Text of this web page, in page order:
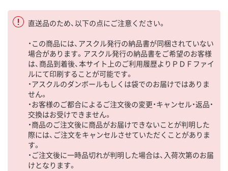
直送品のため、以下の点にご注意ください。
・この商品には、アスクル発行の納品書が同梱されていない
場合があります。アスクル発行の納品書をご希望のお客様
は、商品到着後、本サイト上のご利用履歴よりＰＤＦファイ
ルにて印刷することが可能です。
・アスクルのダンボールもしくは袋でのお届けではありま
せん。
・お客様のご都合によるご注文後の変更・キャンセル・返品・
交換はお受けできません。
・商品のご注文後に商品がお届けできないことが判明した
際には、ご注文をキャンセルさせていただくことがありま
す。
・ご注文後に一時品切れが判明した場合は、入荷次第のお届
けとなります。